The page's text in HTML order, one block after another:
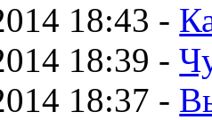
18:43 -
18:39 -
18:37 -